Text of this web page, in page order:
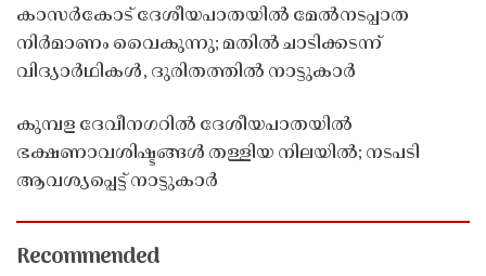
കാസർകോട് ദേശീയപാതയിൽ മേൽനടപ്പാത
നിർമാണം വൈകുന്നു; മതിൽ ചാടിക്കടന്ന്
വിദ്യാർഥികൾ, ദുരിതത്തിൽ നാട്ടുകാർ
കുമ്പള ദേവീനഗറിൽ ദേശീയപാതയിൽ
ഭക്ഷണാവശിഷ്ടങ്ങൾ തള്ളിയ നിലയിൽ; നടപടി
ആവശ്യപ്പെട്ട് നാട്ടുകാർ
Recommended